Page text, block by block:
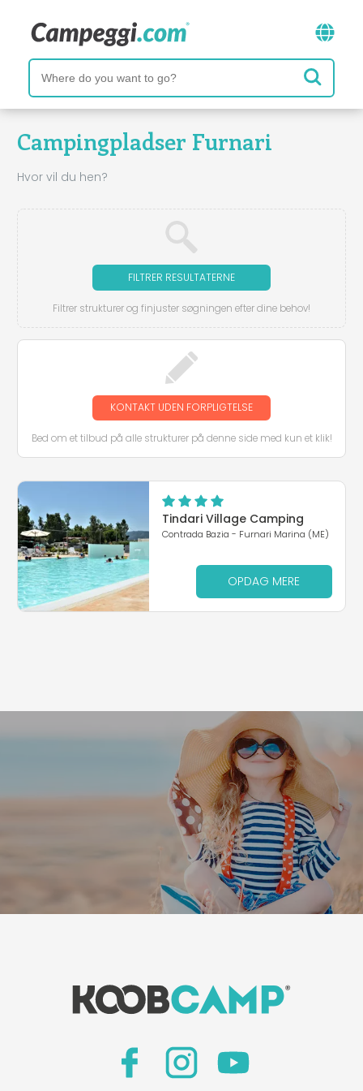
Campingpladser Furnari
Hvor vil du hen?
FILTRER RESULTATERNE
Filtrer strukturer og finjuster søgningen efter dine behov!
KONTAKT UDEN FORPLIGTELSE
Bed om et tilbud på alle strukturer på denne side med kun et klik!
Tindari Village Camping
Contrada Bazia - Furnari Marina (ME)
OPDAG MERE